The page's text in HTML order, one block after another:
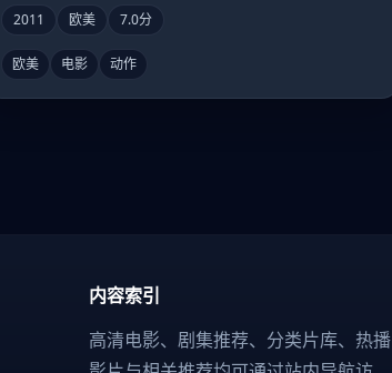
2011 欧美 7.0分
欧美 电影 动作
内容索引
高清电影、剧集推荐、分类片库、热播